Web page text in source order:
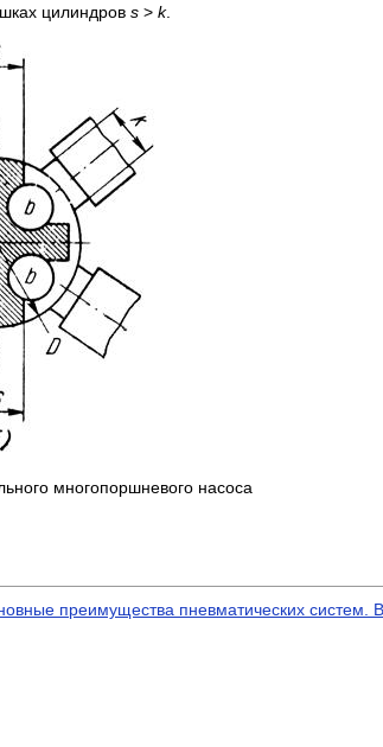
цилиндров s > k.
многопоршневого насоса
преимущества пневматических систем.